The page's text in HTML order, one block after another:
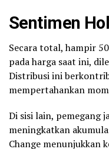
Sentimen
Secara total, hampir
pada harga saat ini,
Distribusi ini
mempertahankan
Di sisi lain, pemegang
meningkatkan
Change menunjukkan